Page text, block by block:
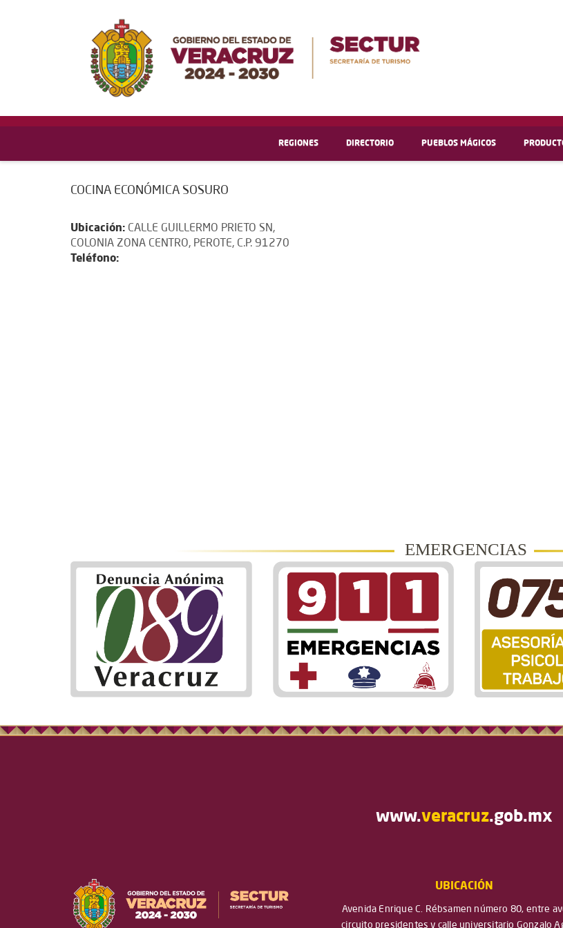
REGIONES DIRECTORIO PUEBLOS MÁGICOS
COCINA ECONÓMICA SOSURO
Ubicación: CALLE GUILLERMO PRIETO SN,
COLONIA ZONA CENTRO, PEROTE, C.P. 91270
Teléfono:
EMERGENCIAS
www.veracruz.gob.mx
UBICACIÓN
Avenida Enrique C. Rébsamen número 80, entre
circuito presidentes y calle universitario Gonzalo